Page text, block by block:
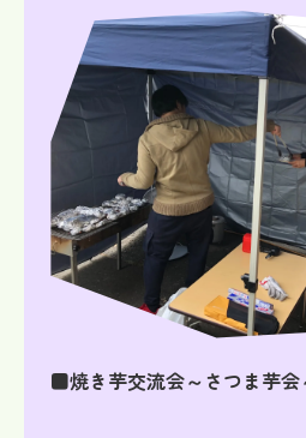
■焼き芋交流会～さつま芋会